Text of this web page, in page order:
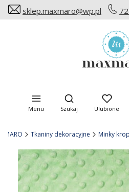
sklep.maxmaro@wp.pl
Menu
Otwórz
Szukaj Ulubione
Tkaniny dekoracyjne